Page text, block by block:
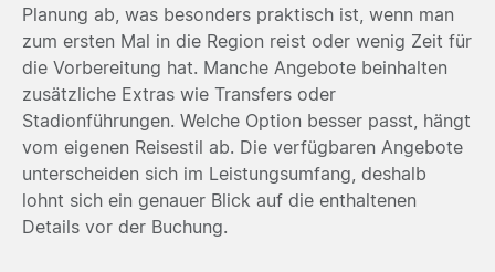
Planung ab, was besonders praktisch ist, wenn man
zum ersten Mal in die Region reist oder wenig Zeit für
die Vorbereitung hat. Manche Angebote beinhalten
zusätzliche Extras wie Transfers oder
Stadionführungen. Welche Option besser passt, hängt
vom eigenen Reisestil ab. Die verfügbaren Angebote
unterscheiden sich im Leistungsumfang, deshalb
lohnt sich ein genauer Blick auf die enthaltenen
Details vor der Buchung.